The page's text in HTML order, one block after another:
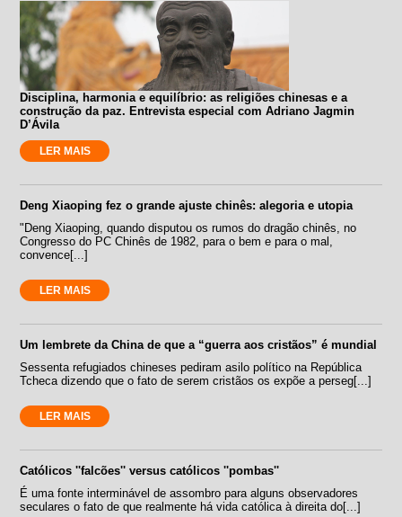
Disciplina, harmonia e equilíbrio: as religiões chinesas e a
construção da paz. Entrevista especial com Adriano Jagmin
D’Ávila
LER MAIS
Deng Xiaoping fez o grande ajuste chinês: alegoria e utopia
"Deng Xiaoping, quando disputou os rumos do dragão chinês, no
Congresso do PC Chinês de 1982, para o bem e para o mal,
convence[...]
LER MAIS
Um lembrete da China de que a “guerra aos cristãos” é mundial
Sessenta refugiados chineses pediram asilo político na República
Tcheca dizendo que o fato de serem cristãos os expõe a perseg[...]
LER MAIS
Católicos ''falcões'' versus católicos ''pombas''
É uma fonte interminável de assombro para alguns observadores
seculares o fato de que realmente há vida católica à direita do[...]